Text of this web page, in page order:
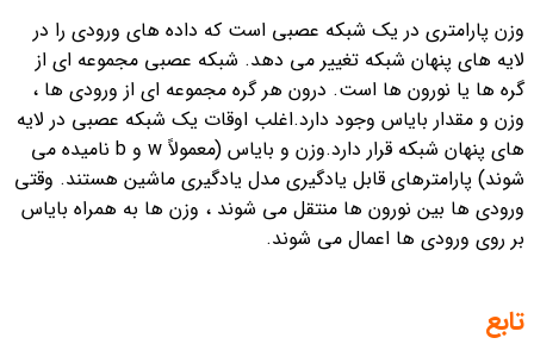
وزن پارامتری در یک شبکه عصبی است که داده های ورودی را در
لایه های پنهان شبکه تغییر می دهد. شبکه عصبی مجموعه ای از
گره ها یا نورون ها است. درون هر گره مجموعه ای از ورودی ها ،
وزن و مقدار بایاس وجود دارد.اغلب اوقات یک شبکه عصبی در لایه
های پنهان شبکه قرار دارد.
وزن و بایاس (معمولاً w و b نامیده می
شوند) پارامترهای قابل یادگیری مدل یادگیری ماشین هستند. وقتی
ورودی ها بین نورون ها منتقل می شوند ، وزن ها به همراه بایاس
بر روی ورودی ها اعمال می شوند.
تابع